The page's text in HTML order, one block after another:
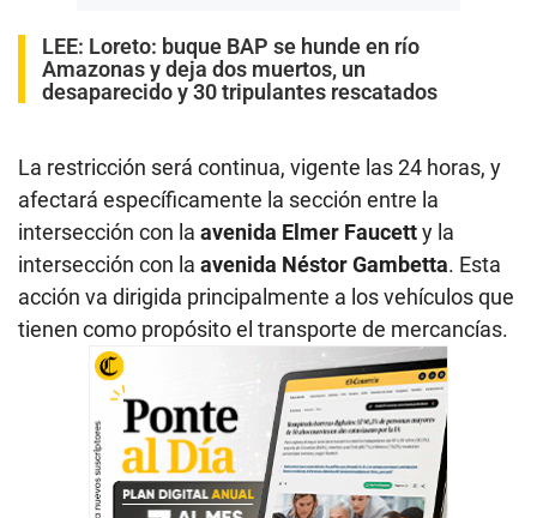
LEE: Loreto: buque BAP se hunde en río
Amazonas y deja dos muertos, un
desaparecido y 30 tripulantes rescatados
La restricción será continua, vigente las 24 horas, y
afectará específicamente la sección entre la
intersección con la avenida Elmer Faucetty la
intersección con la avenida Néstor Gambetta. Esta
acción va dirigida principalmente a los vehículos que
tienen como propósito el transporte de mercancías.